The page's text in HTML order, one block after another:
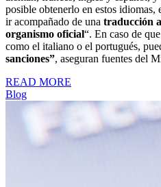
posible obtenerlo en estos
ir acompañado de una traducción
organismo oficial“. En caso de
como el italiano o el portugués,
sanciones”, aseguran fuentes del
READ MORE
Blog